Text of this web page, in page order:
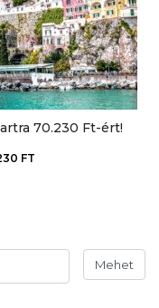
70.230 Ft-ért!
FT
Mehet